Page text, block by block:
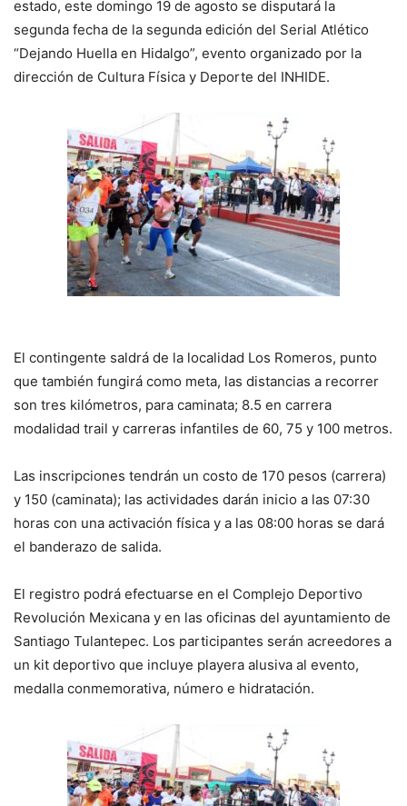
estado, este domingo 19 de agosto se disputará la
segunda fecha de la segunda edición del Serial Atlético
“Dejando Huella en Hidalgo”, evento organizado por la
dirección de Cultura Física y Deporte del INHIDE.
El contingente saldrá de la localidad Los Romeros, punto
que también fungirá como meta, las distancias a recorrer
son tres kilómetros, para caminata; 8.5 en carrera
modalidad trail y carreras infantiles de 60, 75 y 100 metros.
Las inscripciones tendrán un costo de 170 pesos (carrera)
y 150 (caminata); las actividades darán inicio a las 07:30
horas con una activación física y a las 08:00 horas se dará
el banderazo de salida.
El registro podrá efectuarse en el Complejo Deportivo
Revolución Mexicana y en las oficinas del ayuntamiento de
Santiago Tulantepec. Los participantes serán acreedores a
un kit deportivo que incluye playera alusiva al evento,
medalla conmemorativa, número e hidratación.